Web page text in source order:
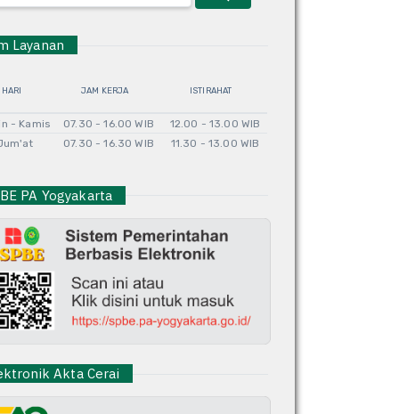
Layanan
HARI JAM KERJA ISTIRAHAT
- Kamis 07.30 - 16.00 WIB
12.00 - 13.00 WIB
07.30 - 16.30 WIB 11.30 - 13.00 WIB
PA Yogyakarta
Akta Cerai